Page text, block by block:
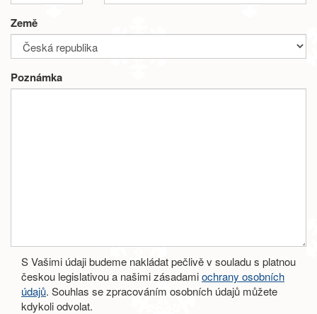
Země
Poznámka
S Vašimi údaji budeme nakládat pečlivě v souladu s platnou
českou legislativou a našimi zásadamiochrany osobních
údajů. Souhlas se zpracováním osobních údajů můžete
kdykoli odvolat.